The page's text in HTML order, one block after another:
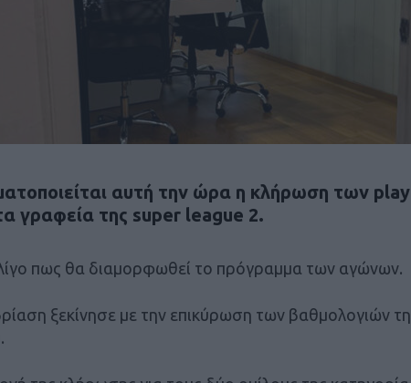
αυτή την ώρα η κλήρωση των
γραφεία της super league 2.
πως θα διαμορφωθεί το πρόγραμμα των αγώνων.
ξεκίνησε με την επικύρωση των βαθμολογιών